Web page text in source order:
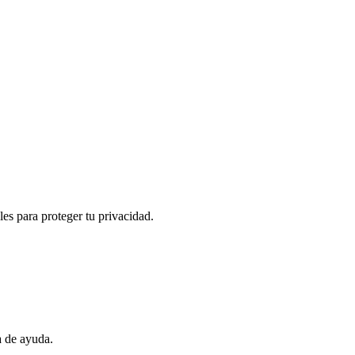
para proteger tu privacidad.
de ayuda.